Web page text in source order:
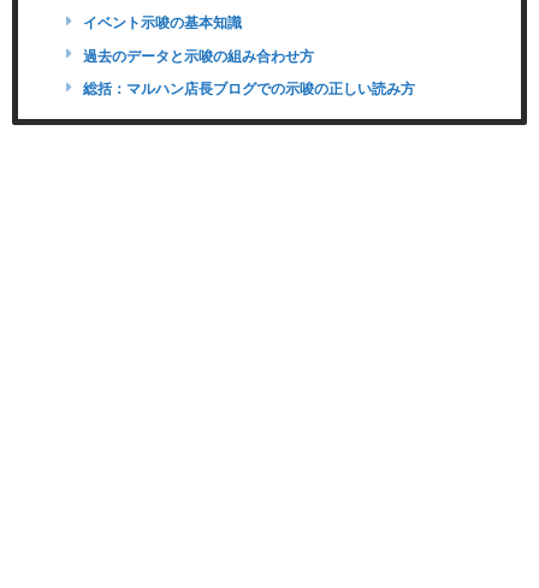
イベント示唆の基本知識
過去のデータと示唆の組み合わせ方
総括：マルハン店長ブログでの示唆の正しい読み方